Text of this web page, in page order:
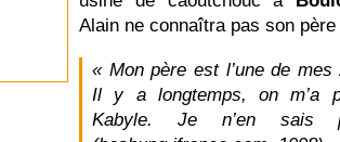
Alain ne connaîtra pas son
« Mon père est l’une de mes
Il y a longtemps, on m’a
Kabyle. Je n’en sais